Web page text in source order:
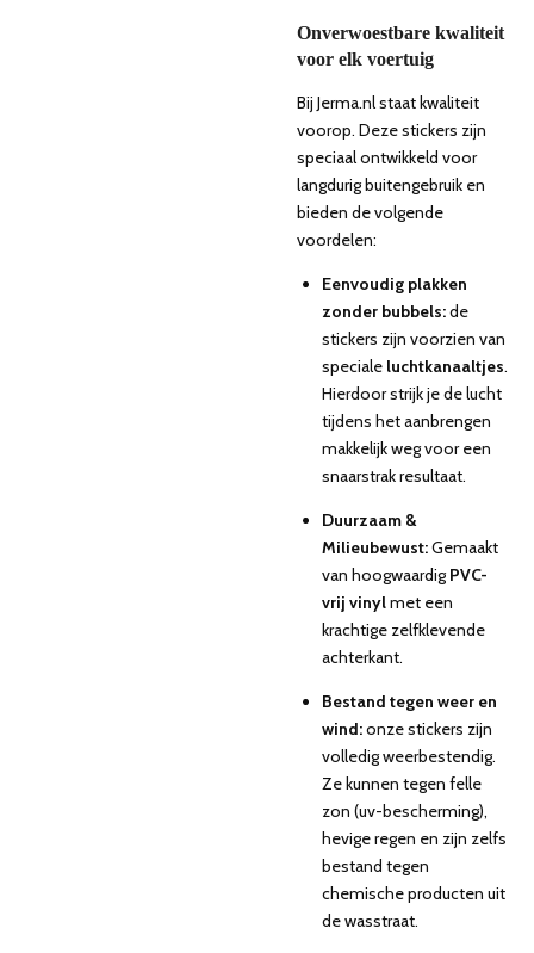
Onverwoestbare kwaliteit
voor elk voertuig
Bij Jerma.nl staat kwaliteit
voorop. Deze stickers zijn
speciaal ontwikkeld voor
langdurig buitengebruik en
bieden de volgende
voordelen:
Eenvoudig plakken
zonder bubbels:de
stickers zijn voorzien van
speciale luchtkanaaltjes.
Hierdoor strijk je de lucht
tijdens het aanbrengen
makkelijk weg voor een
snaarstrak resultaat.
Duurzaam &
Milieubewust:Gemaakt
van hoogwaardigPVC-
vrij vinylmet een
krachtige zelfklevende
achterkant.
Bestand tegen weer en
wind:onze stickers zijn
volledig weerbestendig.
Ze kunnen tegen felle
zon (uv-bescherming),
hevige regen en zijn zelfs
bestand tegen
chemische producten uit
de wasstraat.